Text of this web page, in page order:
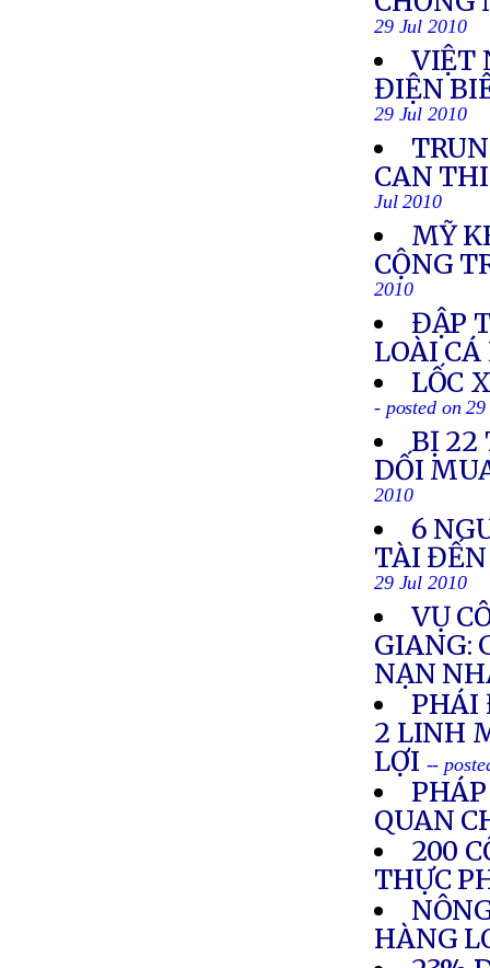
29 Jul 2010
VIỆT
ĐIỆN
29 Jul 2010
CAN
Jul 2010
MỸ
CỘNG
2010
ĐẬP
LOÀI
LỐC
- posted on
BỊ 22
DỐI
2010
6
TÀI
29 Jul 2010
VỤ
GIANG:
NẠN
PHÁI
2 LINH
LỢI --
QUAN
200
THỰC
HÀNG